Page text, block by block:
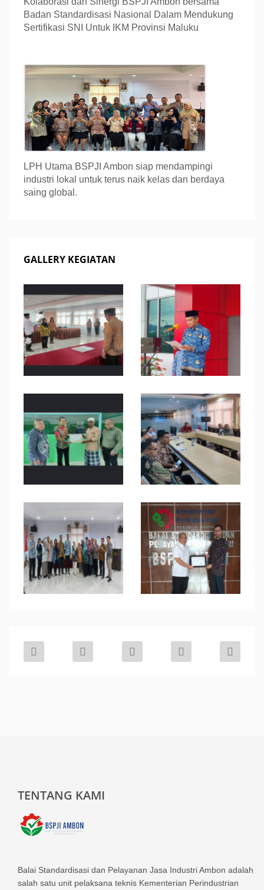
Badan Standardisasi Nasional Dalam Mendukung
Sertifikasi SNI Untuk IKM Provinsi Maluku
LPH Utama BSPJI Ambon siap mendampingi
industri lokal untuk terus naik kelas dan berdaya
saing global.
GALLERY KEGIATAN
TENTANG KAMI
Balai Standardisasi dan Pelayanan Jasa Industri Ambon adalah
salah satu unit pelaksana teknis Kementerian Perindustrian